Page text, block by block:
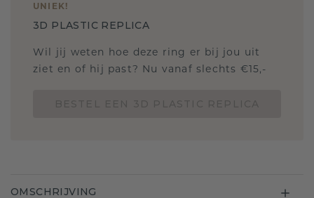
UNIEK!
3D PLASTIC REPLICA
Wil jij weten hoe deze ring er bij jou uit
ziet en of hij past? Nu vanaf slechts €15,-
OMSCHRIJVING